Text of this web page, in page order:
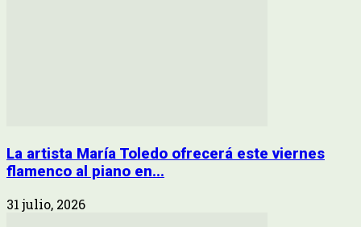
La artista María Toledo ofrecerá este viernes
flamenco al piano en...
31 julio, 2026